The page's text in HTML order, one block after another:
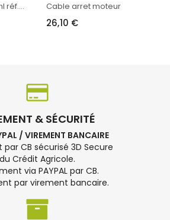
réf.... Cable arret moteur
26,10 €
& SÉCURITÉ
/ VIREMENT BANCAIRE
par CB sécurisé 3D Secure
du Crédit Agricole.
via PAYPAL par CB.
par virement bancaire.